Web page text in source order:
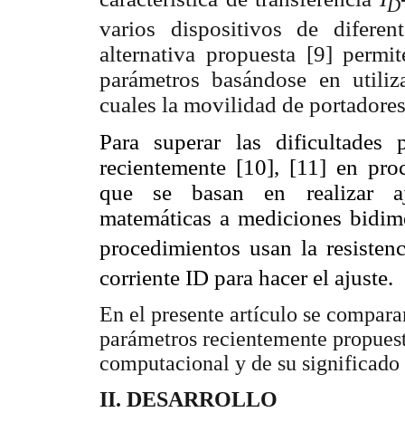
D
varios dispositivos de
alternativa propuesta [9]
parámetros basándose en
cuales la movilidad de
Para superar las dificultades
recientemente [10], [11] en
que se basan en realizar
matemáticas a mediciones
procedimientos usan la
corriente ID para hacer el ajuste.
En el presente artículo se
parámetros recientemente
computacional y de su
II. DESARROLLO